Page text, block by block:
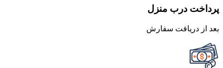
پرداخت درب منزل
بعد از دریافت سفارش